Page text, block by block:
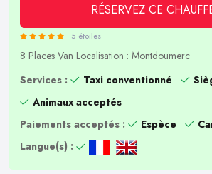
RÉSERVEZ CE
5 étoiles
8 Places Van Localisation : Montdoumerc
Services :
Taxi conventionné
Animaux acceptés
Paiements acceptés :
Espèce
Langue(s) :